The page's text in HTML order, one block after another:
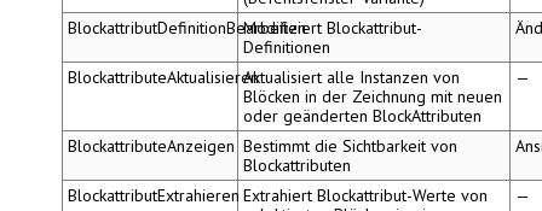
BlockattributDefinitionBearbeitenModifiziert Blockattribut-
Definitionen
BlockattributeAktualisierenAktualisiert alle Instanzen von
Blöcken in der Zeichnung mit neuen
oder geänderten BlockAttributen
—
BlockattributeAnzeigen Bestimmt die Sichtbarkeit von
Blockattributen
BlockattributExtrahieren Extrahiert Blockattribut-Werte von
—